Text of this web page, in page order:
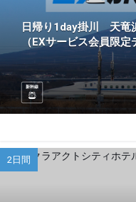
日帰り1day掛川 天竜
（EXサービス会員限定
新幹線
2日間